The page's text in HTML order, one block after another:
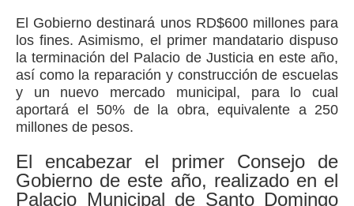
El Gobierno destinará unos RD$600 millones para
los fines. Asimismo, el primer mandatario dispuso
la terminación del Palacio de Justicia en este año,
así como la reparación y construcción de escuelas
y un nuevo mercado municipal, para lo cual
aportará el 50% de la obra, equivalente a 250
millones de pesos.
El encabezar el primer Consejo de
Gobierno de este año, realizado en el
Palacio Municipal de Santo Domingo